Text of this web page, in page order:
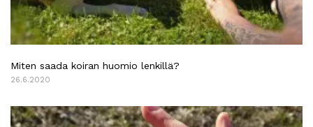
Miten saada koiran huomio lenkillä?
26.6.2020